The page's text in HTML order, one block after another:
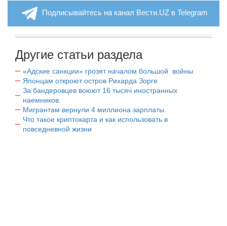
Подписывайтесь на канал Вести.UZ в Telegram
Другие статьи раздела
«Адские санкции» грозят началом большой войны
Японцам откроют остров Рихарда Зорге
За бандеровцев воюют 16 тысяч иностранных
наемников.
Мигрантам вернули 4 миллиона зарплаты.
Что такое криптокарта и как использовать в
повседневной жизни